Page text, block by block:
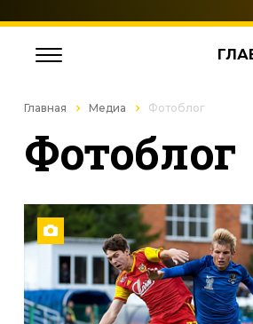
Главная Медиа Фотоблог
Фотоблог